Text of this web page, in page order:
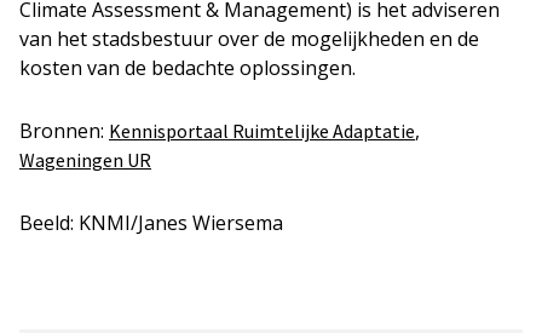
Climate Assessment & Management) is het adviseren
van het stadsbestuur over de mogelijkheden en de
kosten van de bedachte oplossingen.
Bronnen: Kennisportaal Ruimtelijke Adaptatie,
Wageningen UR
Beeld: KNMI/Janes Wiersema